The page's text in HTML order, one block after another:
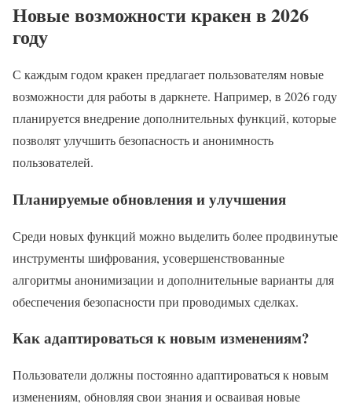
Новые возможности кракен в 2026
году
С каждым годом кракен предлагает пользователям новые
возможности для работы в даркнете. Например, в 2026 году
планируется внедрение дополнительных функций, которые
позволят улучшить безопасность и анонимность
пользователей.
Планируемые обновления и улучшения
Среди новых функций можно выделить более продвинутые
инструменты шифрования, усовершенствованные
алгоритмы анонимизации и дополнительные варианты для
обеспечения безопасности при проводимых сделках.
Как адаптироваться к новым изменениям?
Пользователи должны постоянно адаптироваться к новым
изменениям, обновляя свои знания и осваивая новые